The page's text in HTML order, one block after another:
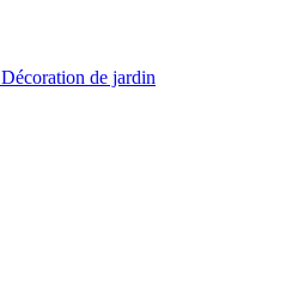
Décoration de jardin